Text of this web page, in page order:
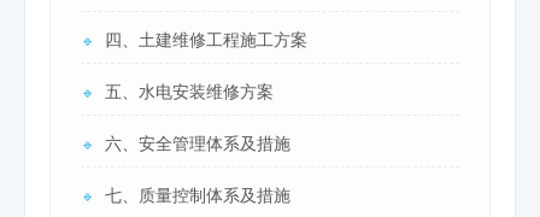
🔹 四、土建维修工程施工方案
🔹 五、水电安装维修方案
🔹 六、安全管理体系及措施
🔹 七、质量控制体系及措施